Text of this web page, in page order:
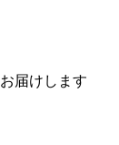
届けします